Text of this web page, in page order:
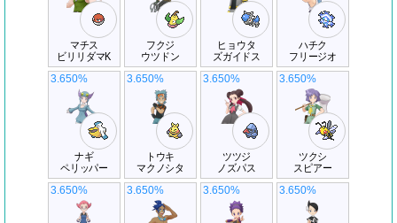
マチス
ビリリダマK
フクジ
ウツドン
ヒョウタ
ズガイドス
ハチク
フリージオ
ナギ
ペリッパー
3.650%
トウキ
マクノシタ
3.650%
ツツジ
ノズパス
3.650%
ツクシ
スピアー
3.650%
3.650% 3.650% 3.650% 3.650%